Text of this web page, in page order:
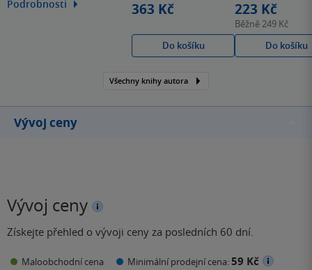
Podrobnosti 363 Kč
Do košíku
223 Kč
Běžně249 Kč
Do košíku
Všechny knihy autora
Vývoj ceny
Vývoj ceny
Získejte přehled o vývoji ceny za posledních 60 dní.
Maloobchodní cena Minimální prodejní cena:59 Kč